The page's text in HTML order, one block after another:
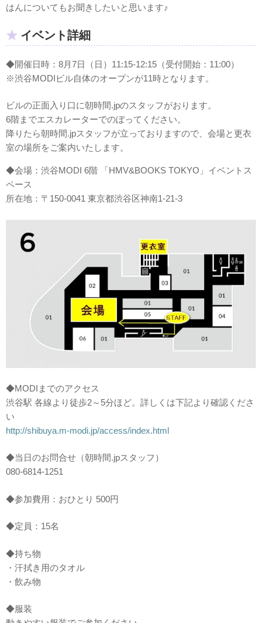
はんについてもお聞きしたいと思います♪
イベント詳細
◆開催日時：8月7日（日）11:15-12:15（受付開始：11:00）
※渋谷MODIビル自体のオープンが11時となります。
ビルの正面入り口に朝時間.jpのスタッフがおります。
6階までエスカレーターでのぼってください。
降りたら朝時間.jpスタッフが立っておりますので、会場と更衣
室の場所をご案内いたします。
◆会場：渋谷MODI 6階 「HMV&BOOKS TOKYO」イベントス
ペース
所在地：〒150-0041 東京都渋谷区神南1-21-3
◆MODIまでのアクセス
渋谷駅 各線より徒歩2～5分ほど。詳しくは下記より確認くださ
い
http://shibuya.m-modi.jp/access/index.html
◆当日のお問合せ（朝時間.jpスタッフ）
080-6814-1251
◆参加費用：おひとり 500円
◆定員：15名
◆持ち物
・汗拭き用のタオル
・飲み物
◆服装